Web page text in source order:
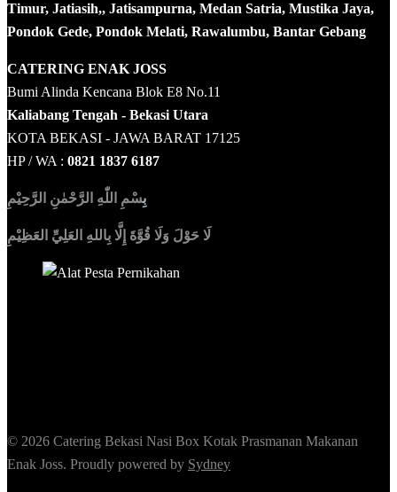
Timur, Jatiasih,, Jatisampurna, Medan Satria, Mustika Jaya,
Pondok Gede, Pondok Melati, Rawalumbu, Bantar Gebang
CATERING ENAK JOSS
Bumi Alinda Kencana Blok E8 No.11
Kaliabang Tengah - Bekasi Utara
KOTA BEKASI - JAWA BARAT 17125
HP / WA : 0821 1837 6187
بِسْمِ اللّٰهِ الرَّحْمٰنِ الرَّحِيْمِ
لَا حَوْلَ وَلَا قُوَّةَ إِلَّا بِاللهِ العَلِيِّ العَظِيْمِ
© 2026 Catering Bekasi Nasi Box Kotak Prasmanan Makanan
Enak Joss. Proudly powered by Sydney